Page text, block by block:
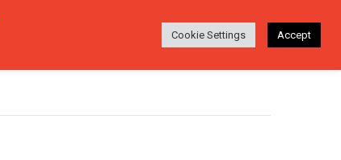
Login Ara
Cookie Settings Accept